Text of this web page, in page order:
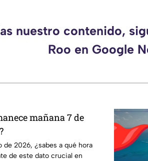
nuestro contenido,
Roo en Google
mañana 7 de
de 2026, ¿sabes a qué hora
de este dato crucial en